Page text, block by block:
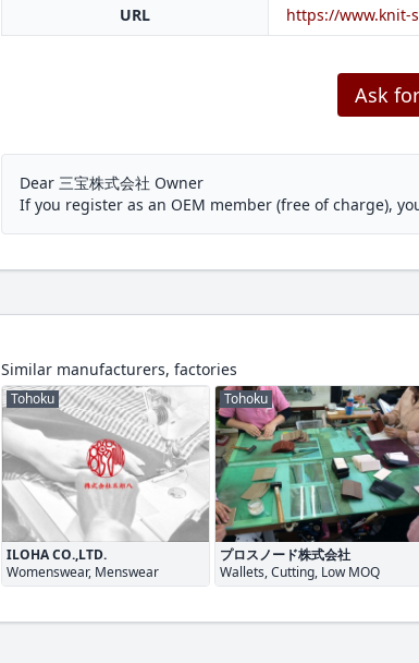
URL
https://www.knit-
Ask
Dear 三宝株式会社 Owner
If you register as an OEM member (free of charge),
Similar manufacturers, factories
Tohoku
ILOHA CO.,LTD.
Womenswear, Menswear
Tohoku
プロスノード株式会社
Wallets, Cutting, Low MOQ